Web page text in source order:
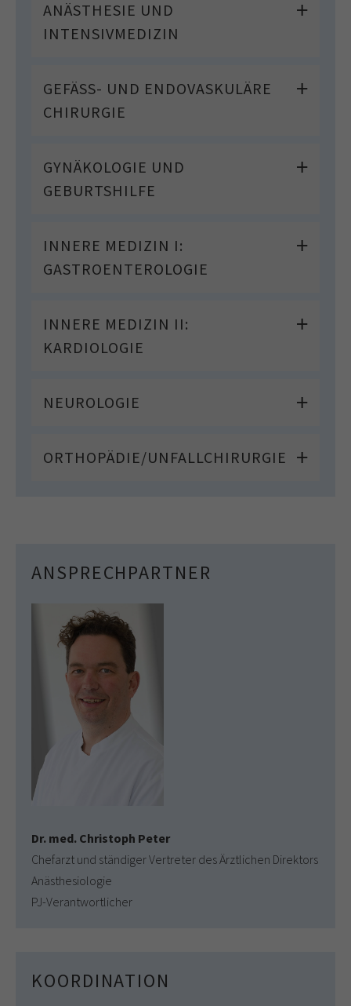
ANÄSTHESIE UND
INTENSIVMEDIZIN
GEFÄSS- UND ENDOVASKULÄRE C
HIRURGIE
GYNÄKOLOGIE UND
GEBURTSHILFE
INNERE MEDIZIN I:
GASTROENTEROLOGIE
INNERE MEDIZIN II:
KARDIOLOGIE
NEUROLOGIE
ORTHOPÄDIE/UNFALLCHIRURGIE
ANSPRECHPARTNER
Dr. med. Christoph Peter
Chefarzt und ständiger Vertreter des Ärztlichen Direktors
Anästhesiologie
PJ-Verantwortlicher
KOORDINATION